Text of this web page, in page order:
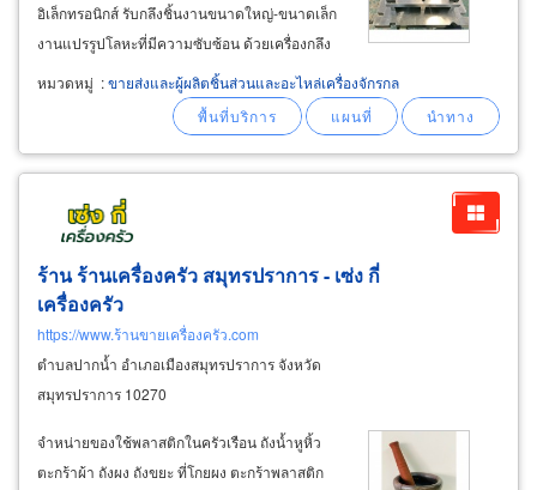
อิเล็กทรอนิกส์ รับกลึงชิ้นงานขนาดใหญ่-ขนาดเล็ก
งานแปรรูปโลหะที่มีความซับซ้อน ด้วยเครื่องกลึง
cnc เครื่องมิลลิ่ง cnc และเครื่อง machine center ที่
มีค่า tolerance ต่ำมาก รับกลึง-รับกัดเหล็กกล้า
หมวดหมู่ :ขายส่งและผู้ผลิตชิ้นส่วนและอะไหล่เครื่องจักรกล
ร้าน ร้านเครื่องครัว สมุทรปราการ - เซ่ง กี่
เครื่องครัว
https://www.ร้านขายเครื่องครัว.com
ตำบลปากน้ำ อำเภอเมืองสมุทรปราการ จังหวัด
สมุทรปราการ 10270
จำหน่ายของใช้พลาสติกในครัวเรือน ถังน้ำหูหิ้ว
ตะกร้าผ้า ถังผง ถังขยะ ที่โกยผง ตะกร้าพลาสติก